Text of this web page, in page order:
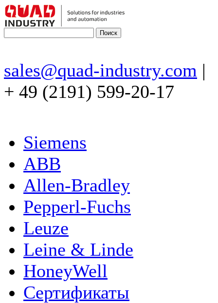
sales@quad-industry.com |
+ 49 (2191) 599-20-17
Siemens
ABB
Allen-Bradley
Pepperl-Fuchs
Leuze
Leine & Linde
HoneyWell
Сертификаты